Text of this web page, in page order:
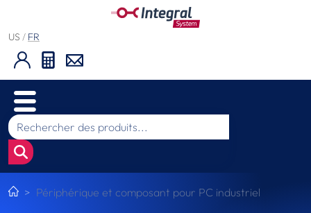
US / FR
Périphérique et composant pour PC industriel